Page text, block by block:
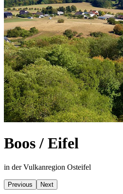
Boos / Eifel
in der Vulkanregion Osteifel
Previous Next